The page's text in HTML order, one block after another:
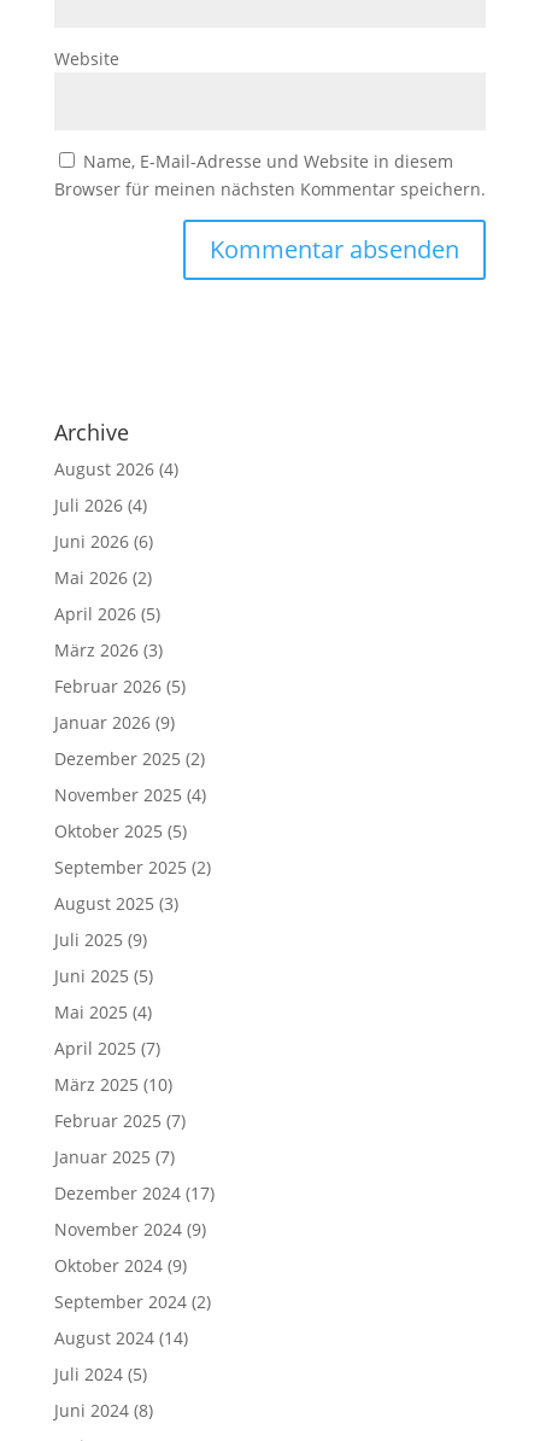
Website
Name, E-Mail-Adresse und Website in diesem
Browser für meinen nächsten Kommentar speichern.
Archive
August 2026(4)
Juli 2026(4)
Juni 2026(6)
Mai 2026(2)
April 2026(5)
März 2026(3)
Februar 2026(5)
Januar 2026(9)
Dezember 2025 (2)
November 2025 (4)
Oktober 2025 (5)
September 2025 (2)
August 2025 (3)
Juli 2025 (9)
Juni 2025 (5)
Mai 2025 (4)
April 2025 (7)
März 2025 (10)
Februar 2025 (7)
Januar 2025 (7)
Dezember 2024(17)
November 2024(9)
Oktober 2024(9)
September 2024(2)
August 2024(14)
Juli 2024(5)
Juni 2024(8)